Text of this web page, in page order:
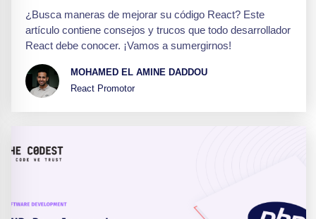
¿Busca maneras de mejorar su código React? Este
artículo contiene consejos y trucos que todo desarrollador
React debe conocer. ¡Vamos a sumergirnos!
MOHAMED EL AMINE DADDOU
React Promotor